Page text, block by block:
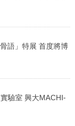
語」特展 首度將博
驗室 興大MACHI-